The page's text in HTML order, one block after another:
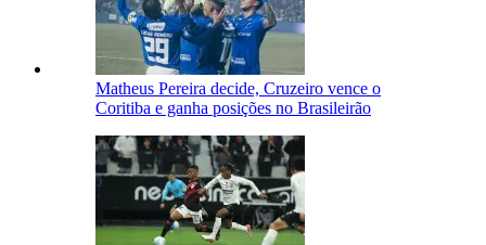
Matheus Pereira decide, Cruzeiro vence o
Coritiba e ganha posições no Brasileirão